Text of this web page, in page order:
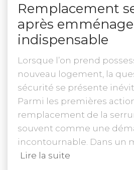
Remplacement
après
indispensable
Lorsque l’on prend
nouveau logement, la
sécurité se présente
Parmi les premières
remplacement de la
souvent comme une
incontournable. Dans un
Lire la suite